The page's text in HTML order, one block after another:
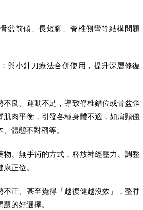
盆前傾、長短腳、脊椎側彎等結構問題
與小針刀療法合併使用，提升深層修復
不良、運動不足，導致脊椎錯位或骨盆歪
肌肉平衡，引發各種身體不適，如肩頸僵
體態不對稱等。
物、無手術的方式，釋放神經壓力、調整
正位。
不正、甚至覺得「越復健越沒效」，整脊
的好選擇。